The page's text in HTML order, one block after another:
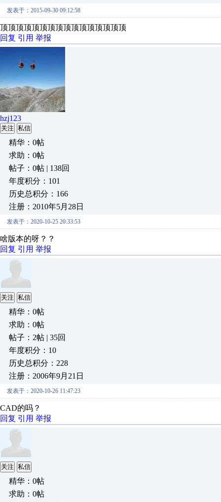
发表于：2015-09-30 09:12:58
顶顶顶顶顶顶顶顶顶顶顶顶顶顶顶顶
回复 引用 举报
hzj123
关注 私信
精华：0帖
求助：0帖
帖子：0帖 | 138回
年度积分：101
历史总积分：166
注册：2010年5月28日
发表于：2020-10-25 20:33:53
啥版本的呀？？
回复 引用 举报
关注 私信
精华：0帖
求助：0帖
帖子：2帖 | 35回
年度积分：10
历史总积分：228
注册：2006年9月21日
发表于：2020-10-26 11:47:23
CAD的吗？
回复 引用 举报
关注 私信
精华：0帖
求助：0帖